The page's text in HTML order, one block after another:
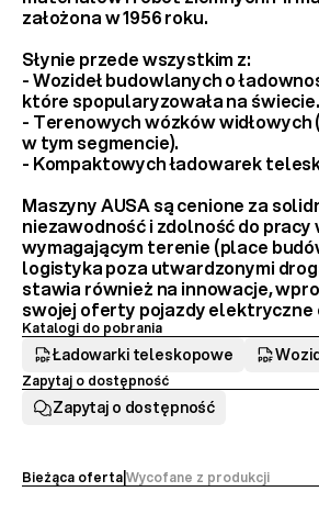
założona w 1956 roku.
Słynie przede wszystkim z:
- Wozideł budowlanych o
które spopularyzowała na świecie.
- Terenowych wózków widłowych
w tym segmencie).
- Kompaktowych ładowarek
Maszyny AUSA są cenione za
niezawodność i zdolność do pracy
wymagającym terenie (place
logistyka poza utwardzonymi
stawia również na innowacje,
swojej oferty pojazdy elektryczne
Katalogi do pobrania
Ładowarki teleskopowe
Zapytaj o dostępność
Zapytaj o dostępność
Bieżąca ofertaWycofane z produkcji